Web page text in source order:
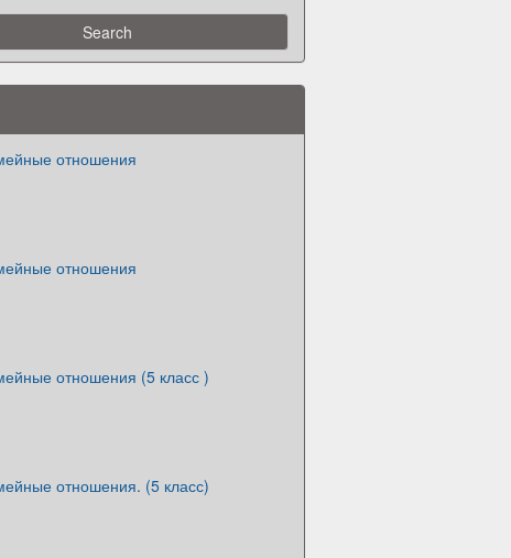
отношения
отношения
отношения (5 класс )
отношения. (5 класс)